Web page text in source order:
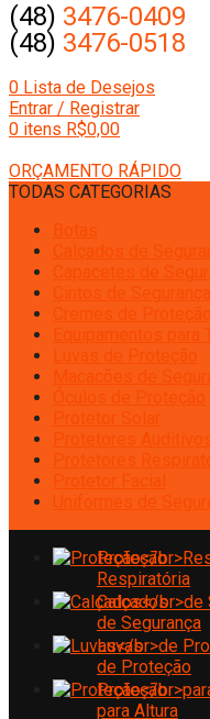
(48) 3476-0409
(48) 3476-0518
0 Lista de Desejos
Entrar / Registrar
0 itens R$0,00
ORÇAMENTO RÁPIDO
TODAS CATEGORIAS
Proteção
Respiratória
Calçados
de Segurança
Luvas
de Proteção
Proteção
para Altura